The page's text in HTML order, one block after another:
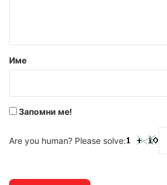
р
Име
Запомни ме!
Are you human? Please solve: